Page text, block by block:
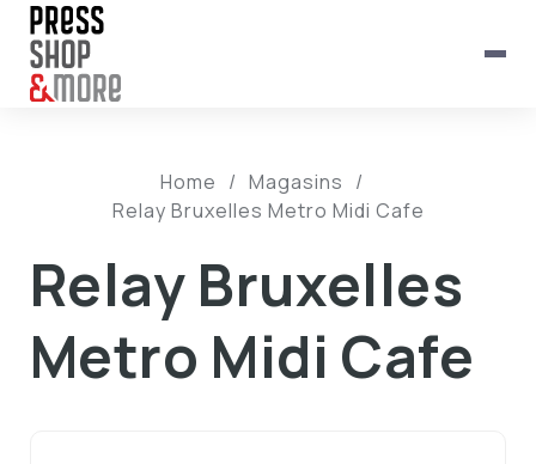
Home / Magasins /
Relay Bruxelles Metro Midi Cafe
Relay Bruxelles
Metro Midi Cafe